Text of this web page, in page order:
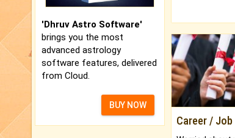
'Dhruv Astro Software'
brings you the most
advanced astrology
software features, delivered
from Cloud.
BUY NOW
Career / Job